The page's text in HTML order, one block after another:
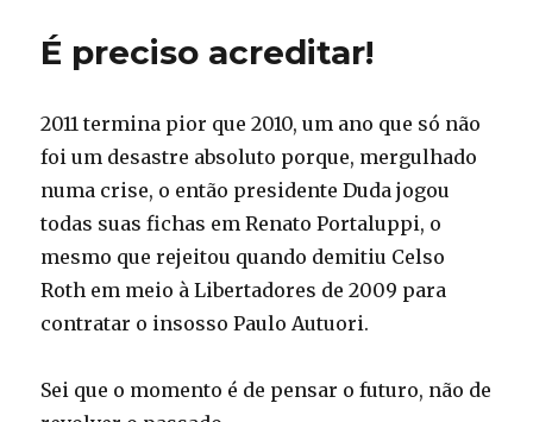
É preciso acreditar!
2011 termina pior que 2010, um ano que só não
foi um desastre absoluto porque, mergulhado
numa crise, o então presidente Duda jogou
todas suas fichas em Renato Portaluppi, o
mesmo que rejeitou quando demitiu Celso
Roth em meio à Libertadores de 2009 para
contratar o insosso Paulo Autuori.
Sei que o momento é de pensar o futuro, não de